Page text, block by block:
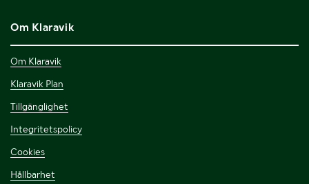
Om Klaravik
Om Klaravik
Klaravik Plan
Tillgänglighet
Integritetspolicy
Cookies
Hållbarhet